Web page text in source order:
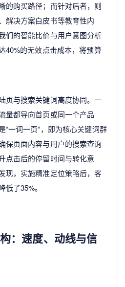
的购买路径；而针对后者，则
解决方案白皮书等教育性内
们的智能比价与用户意图分析
40%的无效点击成本，将预算
页与搜索关键词高度协同。一
量都导向首页或同一个产品
“一词一页”，即为核心关键词群
保页面内容与用户的搜索查询
点击后的停留时间与转化意
现，实施精准定位策略后，客
了35%。
：速度、动线与信